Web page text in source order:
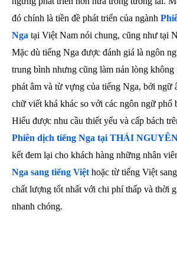
đó chính là tiền đề phát triển của ngành
Nga tại Việt Nam nói chung, cũng như tại
Mặc dù tiếng Nga được đánh giá là ngôn
trung bình nhưng cũng làm nản lòng
phát âm và từ vựng của tiếng Nga, bởi ngữ
chữ viết khá khác so với các ngôn ngữ phổ
Hiểu được nhu cầu thiết yếu và cấp bách
Phiên dịch tiếng Nga tại THÁI
kết đem lại cho khách hàng những nhân
Nga sang tiếng Việt hoặc từ tiếng Việt
chất lượng tốt nhất với chi phí thấp và thời
nhanh chóng.